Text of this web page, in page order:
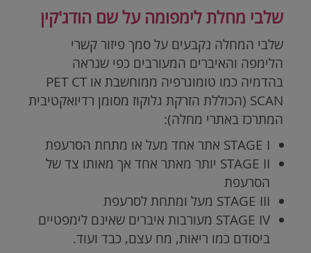
Video
שלבי מחלת לימפומה על שם הודג'קין
שלבי המחלה נקבעים על סמך פיזור קשרי
הלימפה והאיברים המעורבים כפי שנראה
בהדמיה כמו טומוגרפיה ממוחשבת או PET CT
SCAN (הכוללת הזרקת גלוקוז מסומן רדיואקטיבית
המתרכז באתרי מחלה):
STAGE I אתר אחד מעל או מתחת הסרעפת
STAGE II יותר מאתר אחד אך מאותו צד של
הסרעפת
STAGE III מעל ומתחת לסרעפת
STAGE IV מעורבות איברים שאינם לימפטיים
ביסודם כמו ריאות, מח עצם, כבד ועוד.